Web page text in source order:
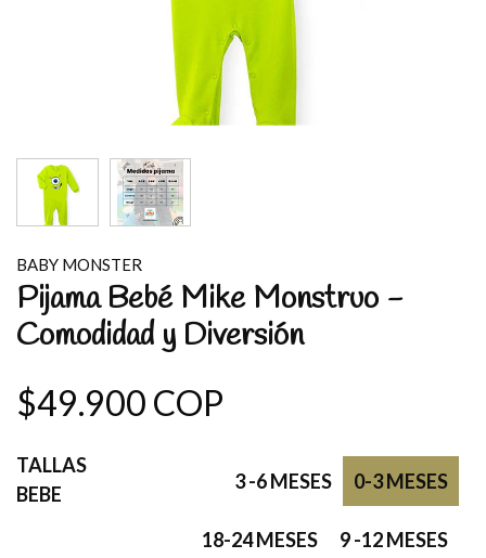
BABY MONSTER
Pijama Bebé Mike Monstruo -
Comodidad y Diversión
$49.900 COP
TALLAS
BEBE
0-3 MESES
3 -6 MESES
9 -12 MESES
18-24 MESES